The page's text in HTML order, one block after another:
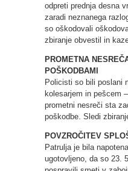
odpreti prednja desna
zaradi neznanega
so oškodovali
zbiranje obvestil in
PROMETNA
POŠKODBAMI
Policisti so bili poslani
kolesarjem in pešcem
prometni nesreči sta
poškodbe. Sledi
POVZROČITEV
Patrulja je bila
ugotovljeno, da so 23.